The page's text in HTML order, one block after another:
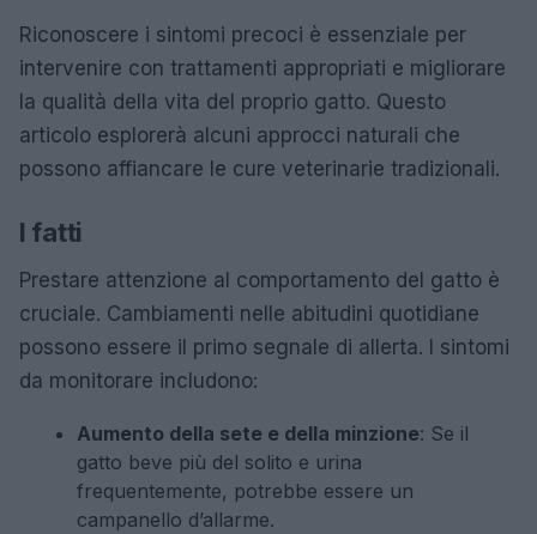
Riconoscere i sintomi precoci è essenziale per
intervenire con trattamenti appropriati e migliorare
la qualità della vita del proprio gatto. Questo
articolo esplorerà alcuni approcci naturali che
possono affiancare le cure veterinarie tradizionali.
I fatti
Prestare attenzione al comportamento del gatto è
cruciale. Cambiamenti nelle abitudini quotidiane
possono essere il primo segnale di allerta. I sintomi
da monitorare includono:
Aumento della sete e della minzione: Se il
gatto beve più del solito e urina
frequentemente, potrebbe essere un
campanello d’allarme.